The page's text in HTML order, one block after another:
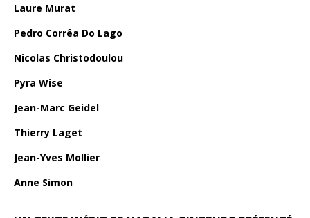
Laure Murat
Pedro Corrêa Do Lago
Nicolas Christodoulou
Pyra Wise
Jean-Marc Geidel
Thierry Laget
Jean-Yves Mollier
Anne Simon